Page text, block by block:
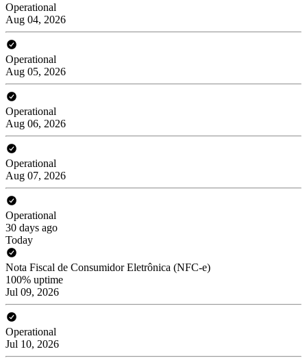
Operational
Aug 04, 2026
Operational
Aug 05, 2026
Operational
Aug 06, 2026
Operational
Aug 07, 2026
Operational
30 days ago
Today
Nota Fiscal de Consumidor Eletrônica (NFC-e)
100% uptime
Jul 09, 2026
Operational
Jul 10, 2026